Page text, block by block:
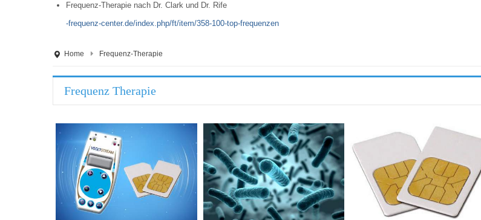
Frequenz-Therapie nach Dr. Clark und Dr. Rife
-frequenz-center.de/index.php/ft/item/358-100-top-frequenzen
Home Frequenz-Therapie
Frequenz Therapie